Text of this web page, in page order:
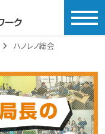
ハノレノ総会